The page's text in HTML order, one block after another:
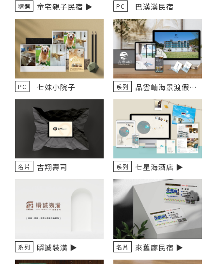
童宅親子民宿 ▶️
精選 巴漢漢民宿
PC
七妹小院子
PC
品雲岫海景渡假會
系列
吉翔壽司
名片 七星海酒店 ▶️
系列
瞬誠裝潢 ▶️
系列 來舊廍民宿 ▶
名片